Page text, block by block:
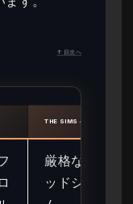
↑ 目次へ
THE SIMS 4
厳格なグリ
ッドシステ